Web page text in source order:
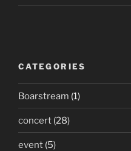
CATEGORIES
Boarstream (1)
concert (28)
event (5)